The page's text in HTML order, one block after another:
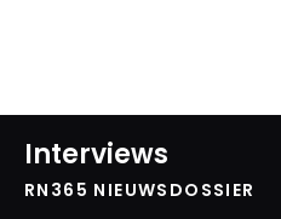
Interviews
RN365 NIEUWSDOSSIER